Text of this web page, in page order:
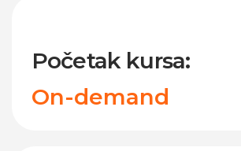
Početak kursa:
On-demand